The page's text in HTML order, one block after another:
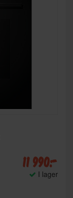
11 990:-
I lager